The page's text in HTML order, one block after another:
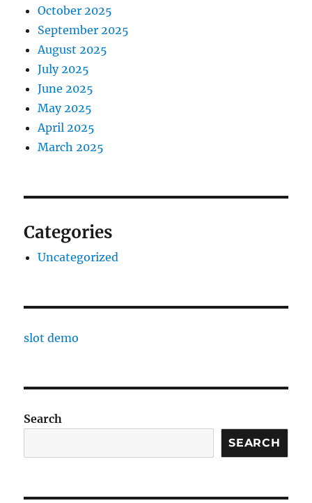
October 2025
September 2025
August 2025
July 2025
June 2025
May 2025
April 2025
March 2025
Categories
Uncategorized
slot demo
Search
SEARCH